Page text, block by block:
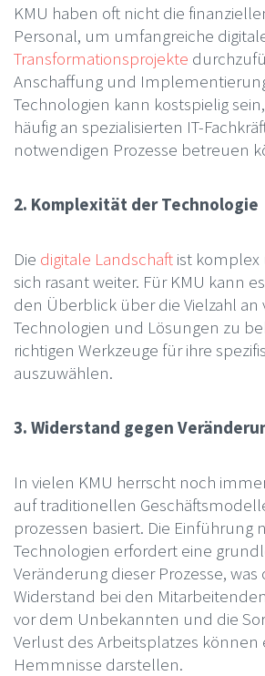
KMU haben oft nicht die
Personal, um umfangreiche
Transformationsprojekte
Anschaffung und
Technologien kann kostspielig
häufig an spezialisierten IT-
notwendigen Prozesse betreuen
2. Komplexität der Technologie
Die digitale Landschaftist komplex
sich rasant weiter. Für KMU kann
den Überblick über die Vielzahl an
Technologien und Lösungen zu
richtigen Werkzeuge für ihre
auszuwählen.
3. Widerstand gegen
In vielen KMU herrscht noch
auf traditionellen
prozessen basiert. Die Einführung
Technologien erfordert eine
Veränderung dieser Prozesse,
Widerstand bei den
vor dem Unbekannten und die
Verlust des Arbeitsplatzes können
Hemmnisse darstellen.